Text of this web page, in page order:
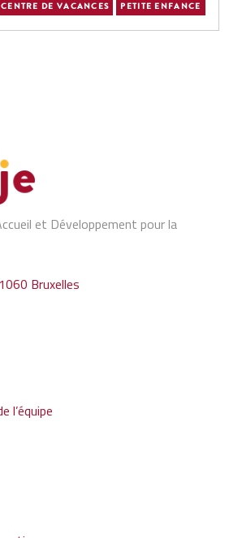
CENTRE DE VACANCES
PETITE ENFANCE
et Développement pour la
Bruxelles
l’équipe